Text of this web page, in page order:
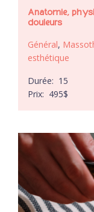
Anatomie,
douleurs
Général,
esthétique
Durée: 15
Prix: 495$